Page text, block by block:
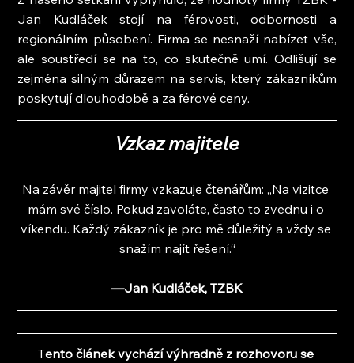
Jan Kudláček stojí na férovosti, odbornosti a
regionálním působení. Firma se nesnaží nabízet vše,
ale soustředí se na to, co skutečně umí. Odlišují se
zejména silným důrazem na servis, který zákazníkům
poskytují dlouhodobě a za férové ceny.
Vzkaz majitele
Na závěr majitel firmy vzkazuje čtenářům: „Na vizitce
mám své číslo. Pokud zavoláte, často to zvednu i o
víkendu. Každý zákazník je pro mě důležitý a vždy se
snažím najít řešení.“
—Jan Kudláček, TZBK
Tento článek vychází výhradně z rozhovoru se